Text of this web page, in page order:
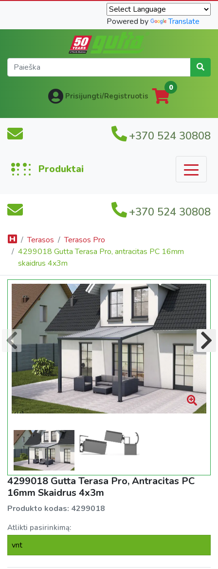
Powered by Translate
Prisijungti/Registruotis
0
+370 524 30808
Produktai
+370 524 30808
Terasos
Terasos Pro
4299018 Gutta Terasa Pro, antracitas PC 16mm
skaidrus 4x3m
4299018 Gutta Terasa Pro, Antracitas PC
16mm Skaidrus 4x3m
Produkto kodas: 4299018
Atlikti pasirinkimą:
vnt